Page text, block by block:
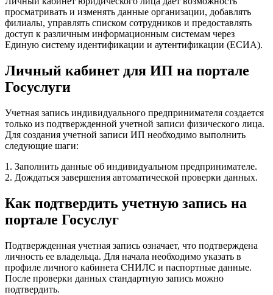
просматривать и изменять данные организации, добавлять
филиалы, управлять списком сотрудников и предоставлять
доступ к различным информационным системам через
Единую систему идентификации и аутентификации (ЕСИА).
Личный кабинет для ИП на портале
Госуслуги
Учетная запись индивидуального предпринимателя создается
только из подтвержденной учетной записи физического лица.
Для создания учетной записи ИП необходимо выполнить
следующие шаги:
1. Заполнить данные об индивидуальном предпринимателе.
2. Дождаться завершения автоматической проверки данных.
Как подтвердить учетную запись на
портале Госуслуг
Подтвержденная учетная запись означает, что подтверждена
личность ее владельца. Для начала необходимо указать в
профиле личного кабинета СНИЛС и паспортные данные.
После проверки данных стандартную запись можно
подтвердить.